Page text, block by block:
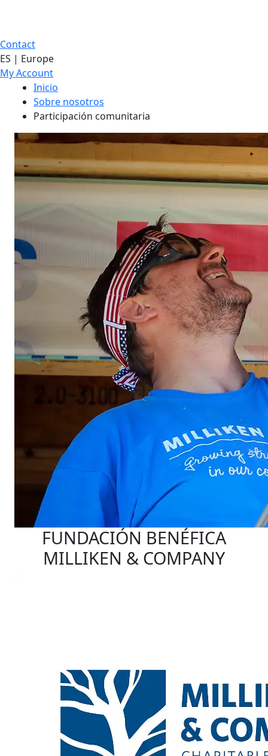
Contact
ES | Europe
My Account
Inicio
Sobre nosotros
Participación comunitaria
FUNDACIÓN BENÉFICA
MILLIKEN & COMPANY